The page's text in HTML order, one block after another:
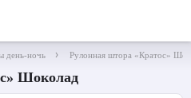
день-ночь Рулонная штора «Кратос»
Шоколад